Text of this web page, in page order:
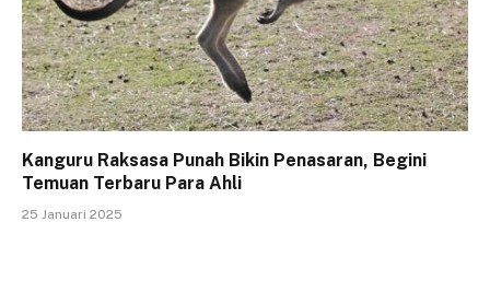
Kanguru Raksasa Punah Bikin Penasaran, Begini
Temuan Terbaru Para Ahli
25 Januari 2025